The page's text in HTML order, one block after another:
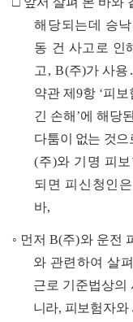
해당되는데 승
동 건 사고로 인
고 , B(주)가 사용 ․
약관 제9항 ‘피보
긴 손해 ’에 해당
다툼이 없는 것으
(주)와 기명 피
되면 피신청인
바,
◦ 먼저 B(주)와 운전
와 관련하여 살펴
근 로 기준법상의
니라, 피보험자와